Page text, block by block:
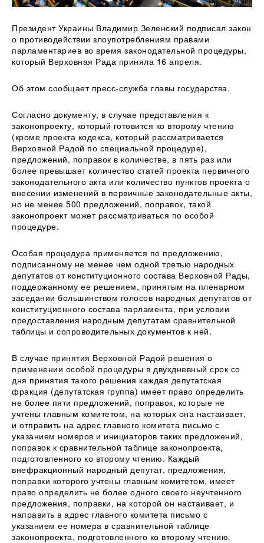
Президент Украины Владимир Зеленский подписал закон
о противодействии злоупотреблениям правами
парламентариев во время законодательной процедуры,
который Верховная Рада приняла 16 апреля.
Об этом сообщает пресс-служба главы государства.
Согласно документу, в случае представления к
законопроекту, который готовится ко второму чтению
(кроме проекта кодекса, который рассматривается
Верховной Радой по специальной процедуре),
предложений, поправок в количестве, в пять раз или
более превышает количество статей проекта первичного
законодательного акта или количество пунктов проекта о
внесении изменений в первичные законодательные акты,
но не менее 500 предложений, поправок, такой
законопроект может рассматриваться по особой
процедуре.
Особая процедура применяется по предложению,
подписанному не менее чем одной третью народных
депутатов от конституционного состава Верховной Рады,
поддержанному ее решением, принятым на пленарном
заседании большинством голосов народных депутатов от
конституционного состава парламента, при условии
предоставления народным депутатам сравнительной
таблицы и сопроводительных документов к ней.
В случае принятия Верховной Радой решения о
применении особой процедуры в двухдневный срок со
дня принятия такого решения каждая депутатская
фракция (депутатская группа) имеет право определить
не более пяти предложений, поправок, которые не
учтены главным комитетом, на которых она настаивает,
и отправить на адрес главного комитета письмо с
указанием номеров и инициаторов таких предложений,
поправок к сравнительной таблице законопроекта,
подготовленного ко второму чтению. Каждый
внефракционный народный депутат, предложения,
поправки которого учтены главным комитетом, имеет
право определить не более одного своего неучтенного
предложения, поправки, на которой он настаивает, и
направить в адрес главного комитета письмо с
указанием ее номера в сравнительной таблице
законопроекта, подготовленного ко второму чтению.